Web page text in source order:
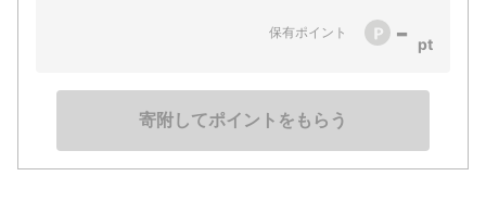
保有ポイント -
寄附してポイントをもらう